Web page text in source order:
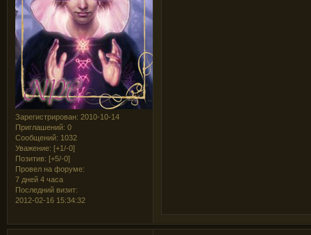
Зарегистрирован: 2010-10-14
Приглашений: 0
Сообщений: 1032
Уважение: [+1/-0]
Позитив: [+5/-0]
Провел на форуме:
7 дней 4 часа
Последний визит:
2012-02-16 15:34:32